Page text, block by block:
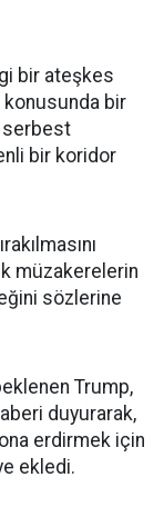
bir ateşkes
konusunda bir
serbest
bir koridor
müzakerelerin
sözlerine
Trump,
duyurarak,
erdirmek için
ekledi.